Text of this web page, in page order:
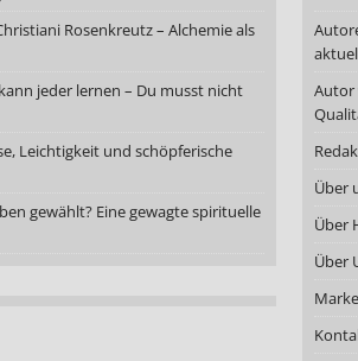
Rosenkreutz – Alchemie als
jeder lernen – Du musst nicht
Leichtigkeit und schöpferische
gewählt? Eine gewagte spirituelle
Autor
Über
Über
Über